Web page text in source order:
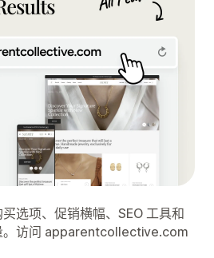
选项、促销横幅、SEO 工具和
。访问 apparentcollective.com